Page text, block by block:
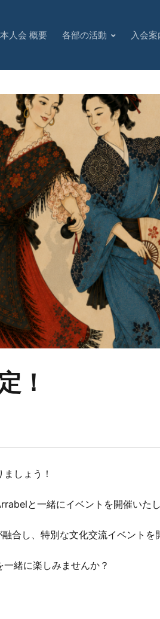
人会 概要 各部の活動 入会案
！
しょう！
と一緒にイベントを開催いたし
合し、特別な文化交流イベントを
緒に楽しみませんか？